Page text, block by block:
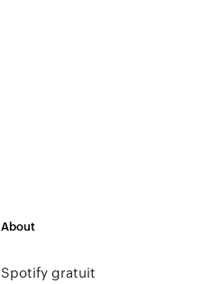
About
Spotify gratuit